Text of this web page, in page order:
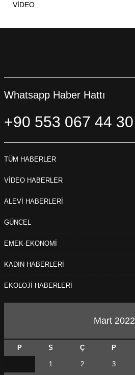
VİDEO
Whatsapp Haber Hattı
+90 553 067 44 30
TÜM HABERLER
VİDEO HABERLER
ALEVİ HABERLERİ
GÜNCEL
EMEK-EKONOMİ
KADIN HABERLERİ
EKOLOJİ HABERLERİ
Mart 2022
P S Ç P
1 2 3